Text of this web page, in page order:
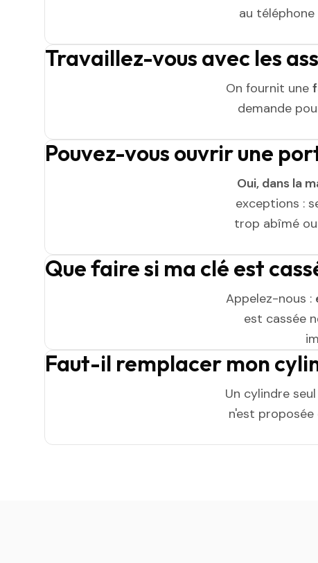
au
Travaillez-vous avec les
On fournit une
demande
Pouvez-vous ouvrir une
Oui, dans la
exceptions :
trop abîmé
Que faire si ma clé est
Appelez-nous :
est cassée
Faut-il remplacer mon
Un cylindre
n'est